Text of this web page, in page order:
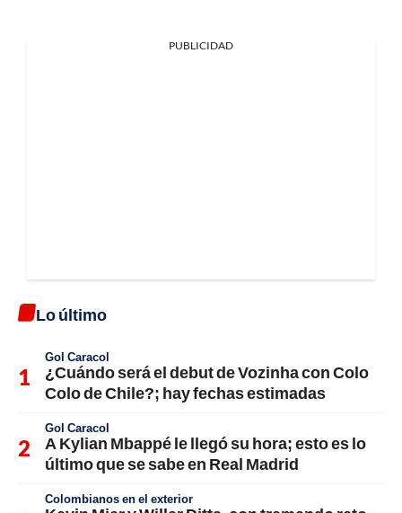
PUBLICIDAD
Lo último
Gol Caracol
¿Cuándo será el debut de Vozinha con Colo
Colo de Chile?; hay fechas estimadas
Gol Caracol
A Kylian Mbappé le llegó su hora; esto es lo
último que se sabe en Real Madrid
Colombianos en el exterior